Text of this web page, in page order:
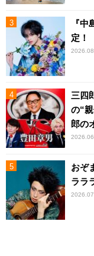
『
定！
三四
の“
郎の
おぞ
ララ